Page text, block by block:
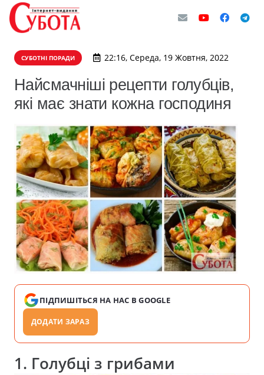
СУБОТНІ ПОРАДИ 22:16, Середа, 19 Жовтня, 2022
Найсмачніші рецепти голубців,
які має знати кожна господиня
ПІДПИШІТЬСЯ НА НАС В GOOGLE
ДОДАТИ ЗАРАЗ
1. Голубці з грибами